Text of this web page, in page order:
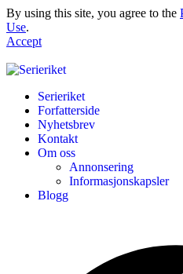
By using this site, you agree to the
Use.
Accept
Serieriket
Forfatterside
Nyhetsbrev
Kontakt
Om oss
Annonsering
Informasjonskapsler
Blogg